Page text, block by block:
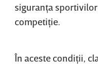
siguranţa
competiţie.
În aceste condiţii,